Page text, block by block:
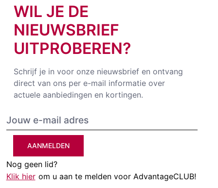
WIL JE DE
NIEUWSBRIEF
UITPROBEREN?
Schrijf je in voor onze nieuwsbrief en ontvang
direct van ons per e-mail informatie over
actuele aanbiedingen en kortingen.
AANMELDEN
Nog geen lid?
Klik hier om u aan te melden voor AdvantageCLUB!